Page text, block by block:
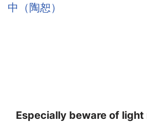
中（陶恕）
Especially beware of light